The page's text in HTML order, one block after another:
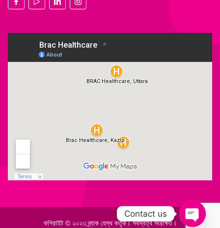
কপিরাইট © ২০২৩ ব্র্যাক হেল্‌থ কর্তৃক। সর্বস্বত্ব সংরক্ষিত।
Contact us